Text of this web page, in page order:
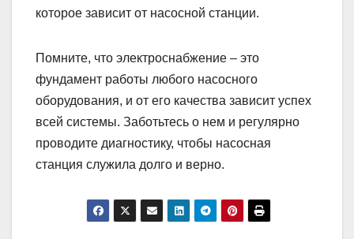
которое зависит от насосной станции.
Помните, что электроснабжение – это
фундамент работы любого насосного
оборудования, и от его качества зависит успех
всей системы. Заботьтесь о нем и регулярно
проводите диагностику, чтобы насосная
станция служила долго и верно.